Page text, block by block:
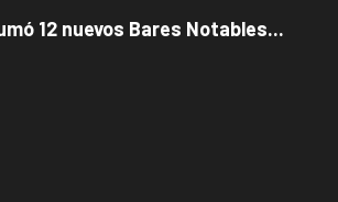
12 nuevos Bares Notables...